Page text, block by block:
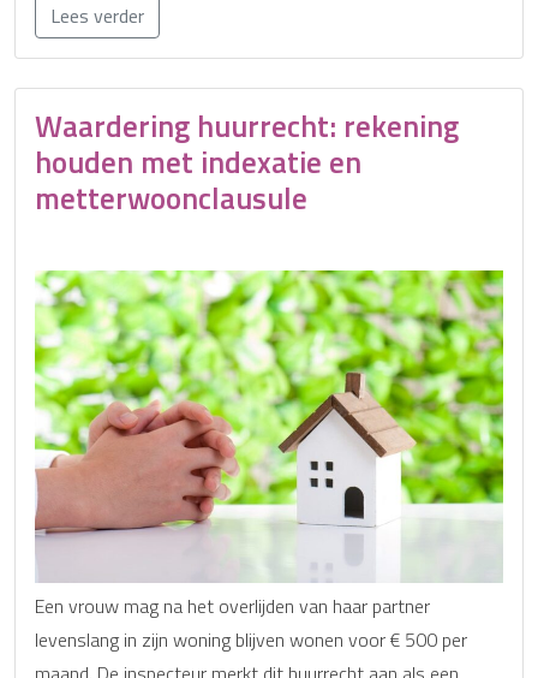
Lees verder
Waardering huurrecht: rekening
houden met indexatie en
metterwoonclausule
Een vrouw mag na het overlijden van haar partner
levenslang in zijn woning blijven wonen voor € 500 per